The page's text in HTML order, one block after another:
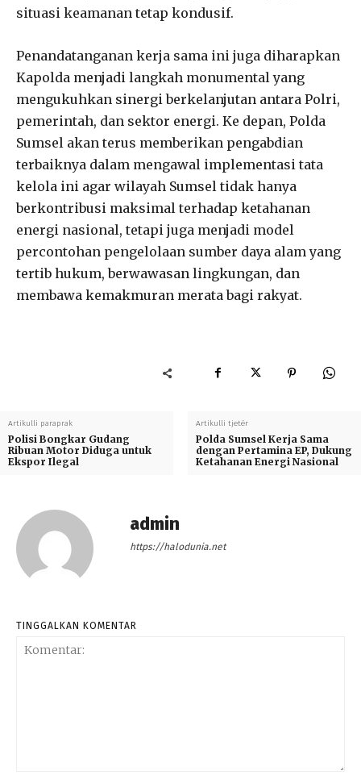
situasi keamanan tetap kondusif.
Penandatanganan kerja sama ini juga diharapkan
Kapolda menjadi langkah monumental yang
mengukuhkan sinergi berkelanjutan antara Polri,
pemerintah, dan sektor energi. Ke depan, Polda
Sumsel akan terus memberikan pengabdian
terbaiknya dalam mengawal implementasi tata
kelola ini agar wilayah Sumsel tidak hanya
berkontribusi maksimal terhadap ketahanan
energi nasional, tetapi juga menjadi model
percontohan pengelolaan sumber daya alam yang
tertib hukum, berwawasan lingkungan, dan
membawa kemakmuran merata bagi rakyat.
Artikulli paraprak
Polisi Bongkar Gudang
Ribuan Motor Diduga untuk
Ekspor Ilegal
Artikulli tjetër
Polda Sumsel Kerja Sama
dengan Pertamina EP, Dukung
Ketahanan Energi Nasional
admin
https://halodunia.net
TINGGALKAN KOMENTAR